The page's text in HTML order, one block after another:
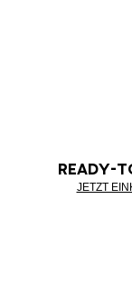
READY-
JETZT